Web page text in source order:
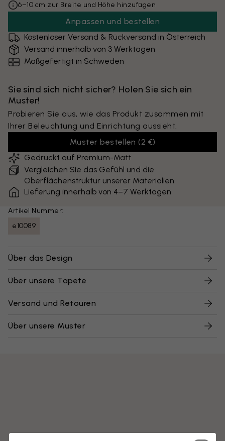
6–10 cm zur Breite und Höhe hinzufügen
Anpassen und bestellen
Kostenloser Versand & Rückversand in Österreich
Versand innerhalb von 3 Werktagen
Maßgefertigt in Schweden
Sie sind sich nicht sicher? Holen Sie sich ein
Muster!
Probieren Sie aus, wie das Produkt zusammen mit
Ihrer Beleuchtung und Einrichtung aussieht.
Muster bestellen (2 €)
Gedruckt auf Premium-Matt
Vergleichen Sie das Gefühl und die
Oberflächenstruktur unserer Materialien
Lieferung innerhalb von 4–7 Werktagen
Artikel Nummer:
e10089
Über das Design
Über unsere Tapete
Versand und Retouren
Über unsere Muster